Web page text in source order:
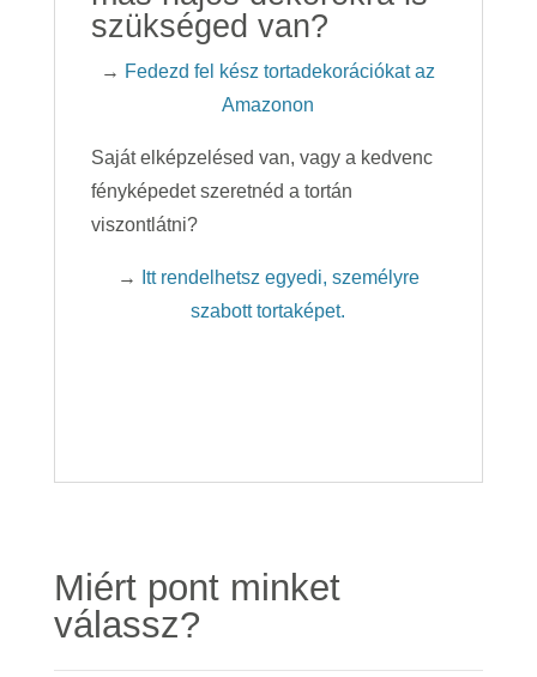
szükséged van?
→ Fedezd fel kész tortadekorációkat az
Amazonon
Saját elképzelésed van, vagy a kedvenc
fényképedet szeretnéd a tortán
viszontlátni?
→
Itt rendelhetsz egyedi, személyre
szabott tortaképet.
Miért pont minket
válassz?